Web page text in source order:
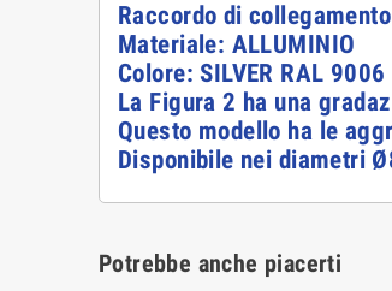
Raccordo di
Materiale: ALLUMINIO
Colore: SILVER RAL 9006
La Figura 2 ha una
Questo modello ha le
Disponibile nei diametri
Potrebbe anche piacerti